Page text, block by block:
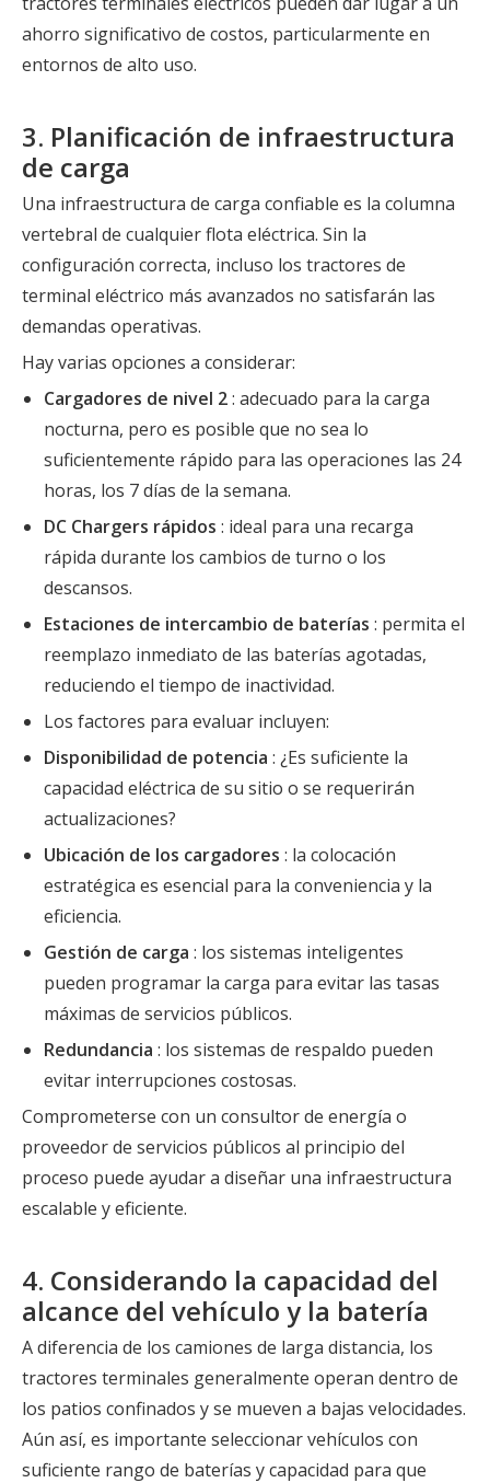
ahorro significativo de costos, particularmente en
entornos de alto uso.
3. Planificación de infraestructura
de carga
Una infraestructura de carga confiable es la columna
vertebral de cualquier flota eléctrica. Sin la
configuración correcta, incluso los tractores de
terminal eléctrico más avanzados no satisfarán las
demandas operativas.
Hay varias opciones a considerar:
Cargadores de nivel 2: adecuado para la carga
nocturna, pero es posible que no sea lo
suficientemente rápido para las operaciones las 24
horas, los 7 días de la semana.
DC Chargers rápidos : ideal para una recarga
rápida durante los cambios de turno o los
descansos.
Estaciones de intercambio de baterías : permita el
reemplazo inmediato de las baterías agotadas,
reduciendo el tiempo de inactividad.
Los factores para evaluar incluyen:
Disponibilidad de potencia : ¿Es suficiente la
capacidad eléctrica de su sitio o se requerirán
actualizaciones?
Ubicación de los cargadores : la colocación
estratégica es esencial para la conveniencia y la
eficiencia.
Gestión de carga : los sistemas inteligentes
pueden programar la carga para evitar las tasas
máximas de servicios públicos.
Redundancia : los sistemas de respaldo pueden
evitar interrupciones costosas.
Comprometerse con un consultor de energía o
proveedor de servicios públicos al principio del
proceso puede ayudar a diseñar una infraestructura
escalable y eficiente.
4. Considerando la capacidad del
alcance del vehículo y la batería
A diferencia de los camiones de larga distancia, los
tractores terminales generalmente operan dentro de
los patios confinados y se mueven a bajas velocidades.
Aún así, es importante seleccionar vehículos con
suficiente rango de baterías y capacidad para que